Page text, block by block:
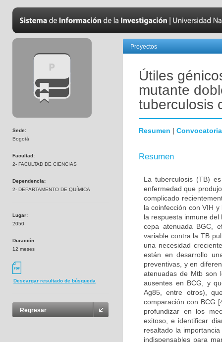
Sede:
Bogotá
Facultad:
2- FACULTAD DE CIENCIAS
Dependencia:
2- DEPARTAMENTO DE QUÍMICA
Lugar:
2050
Duración:
12 meses
Descargar resultado de búsqueda
Regresar
Proyectos
Útiles
mutante
tuberculosis
Resumen | Convocatoria
Resumen
La tuberculosis (TB)
enfermedad que
complicado
la coinfección con VIH
la respuesta inmune
cepa atenuada BGC,
variable contra la TB
una necesidad
están en desarrollo
preventivas, y en
atenuadas de Mtb son
ausentes en BCG, y
Ag85, entre otros),
comparación con BCG
profundizar en los
exitoso, e identificar
resaltado la
indispensables para